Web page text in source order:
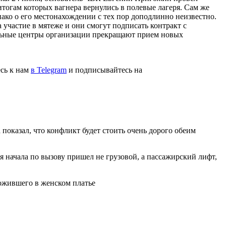
которых вагнера вернулись в полевые лагеря. Сам же
о его местонахождении с тех пор доподлинно неизвестно.
в мятеже и они смогут подписать контракт с
центры организации прекращают прием новых
к нам в Telegram и подписывайтесь на
что конфликт будет стоить очень дорого обеим
начала по вызову пришел не грузовой, а пассажирский лифт,
в женском платье